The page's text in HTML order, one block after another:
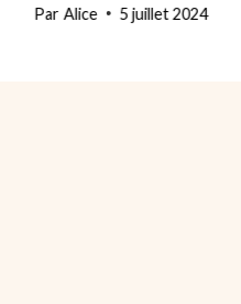
ParAlice 5 juillet 2024